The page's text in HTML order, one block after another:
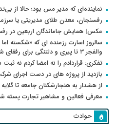
نماینده‌ای که مدیر مس بود؛ حالا از
رفسنجان، معدن طلای مدیریتی یا
عکس| همایش جاماندگان اربعین در
سالروز اسارت رزمنده ای که «شکسته
والفجر ۳ تا پیری و دلتنگی برای رفقای شهید
تفکری: قراردادم را نه امضا کردم نه
بازدید از پروژه های در دست اجرای
از هشدار به هنجارشکنان جامعه تا
معرفی فعالین و مشاهیر تجارت پسته
حوادث